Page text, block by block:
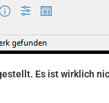
Es ist wirklich